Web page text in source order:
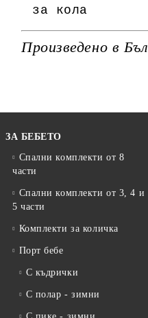
за кола
Произведено в
ЗА БЕБЕТО
Спални комплекти от 8
части
Спални комплекти от 3, 4 и
5 части
Комплекти за количка
Порт бебе
С къдрички
С полар - зимни